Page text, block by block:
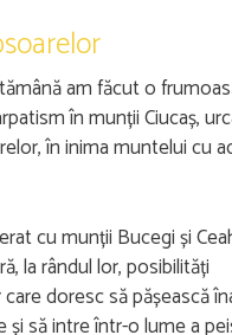
am făcut o
în munții Ciucaș,
în inima muntelui cu
cu munții Bucegi și
la rândul lor, posibilități
doresc să pășească
să intre într-o lume a